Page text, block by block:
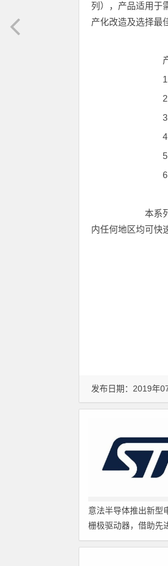
列），产品适用于
产化改造及选择最
产品参
1. 接线
2. 回路数
3. 阻燃
4. 电气
5. 环境
6. 污染
本系列产品
内任何地区均可快
发布日期：2019年
意法半导体推出新型
栅极驱动器，借助先
技术简化电源设计